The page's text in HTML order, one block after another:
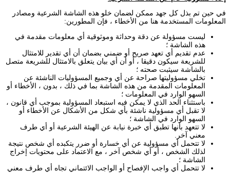
في حين تم بذل كل جهد ممكن لضمان خلو هذه الشاشة الشرعية ومصادر
المعلومات المستخدمة هنا من الأخطاء ، فإن المطورين:
ليست مسؤولة عن دقة وحداثة وموثوقية أي معلومات مقدمة في
هذه الشاشة ؛
عدم تقديم أي تعهد صريح أو ضمني بضمان أن أي تقدير للامتثال
للشريعة سيكون دقيقا ، أو أن أي بيان يتعلق بالامتثال للشريعة متصل
بالشاشة سيثبت صحته ؛
تخلي مسؤوليتها صراحة عن أي وجميع المسؤوليات الناشئة عن
المعلومات المقدمة من هذه الشاشة بما في ذلك ، بدون ، الأخطاء أو
السهو الوارد في المعلومات ؛
باستثناء الحد الذي لا يمكن فيه استبعاد المسؤولية بموجب أي قانون ،
لا تقبل أي مسؤولية ناشئة بأي شكل من الأشكال عن الأخطاء أو
السهو الوارد في الشاشة ؛
لا تتعهد بأنها تطبق أي خبرة نيابة عن الهيئة الشرعية أو أي طرف
معني آخر.
لا تتحمل أي مسؤولية عن أي خسارة أو ضرر يتكبده أي شخص نتيجة
لذلك الشخص ، أو أي شخص آخر ، مع الاعتماد على محتويات إخراج
الشاشة ؛
لا تتحمل أي واجب الإفصاح أو الواجب الائتماني تجاه أي طرف معني